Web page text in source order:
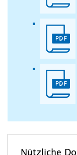
Nützliche